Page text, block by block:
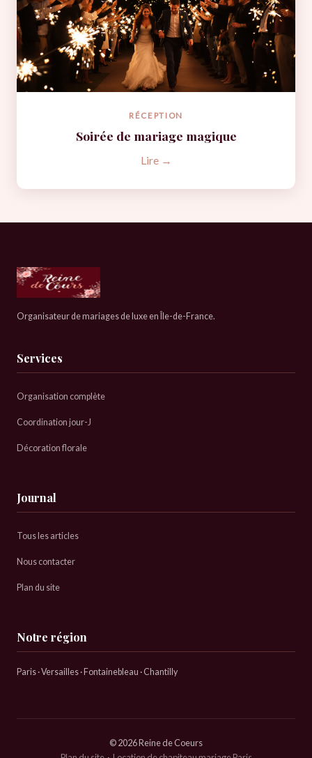
RÉCEPTION
Soirée de mariage magique
Lire →
Organisateur de mariages de luxe en Île-de-France.
Services
Organisation complète
Coordination jour-J
Décoration florale
Journal
Tous les articles
Nous contacter
Plan du site
Notre région
Paris · Versailles · Fontainebleau · Chantilly
© 2026 Reine de Coeurs